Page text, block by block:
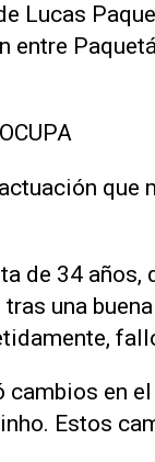
Lucas
entre
que
de 34 años,
una
en
Estos